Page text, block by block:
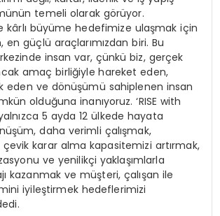
temeli olarak görüyor.
kârlı büyüme hedefimize ulaşmak için
güçlü araçlarımızdan biri. Bu
insan var, çünkü biz, gerçek
amaç birliğiyle hareket eden,
eden ve dönüşümü sahiplenen insan
olduğuna inanıyoruz. ‘RISE with
5 ayda 12 ülkede hayata
daha verimli çalışmak,
karar alma kapasitemizi artırmak,
ve yenilikçi yaklaşımlarla
kazanmak ve müşteri, çalışan ile
iyileştirmek hedeflerimizi